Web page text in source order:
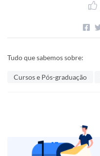
Tudo que sabemos sobre:
Cursos e Pós-graduação